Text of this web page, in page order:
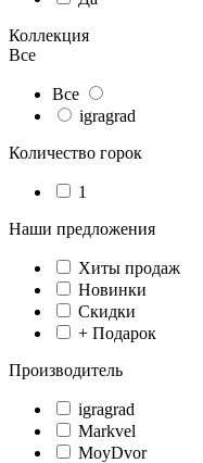
Коллекция
Все
Все
igragrad
Количество горок
1
Наши предложения
Хиты продаж
Новинки
Скидки
+ Подарок
Производитель
igragrad
Markvel
MoyDvor